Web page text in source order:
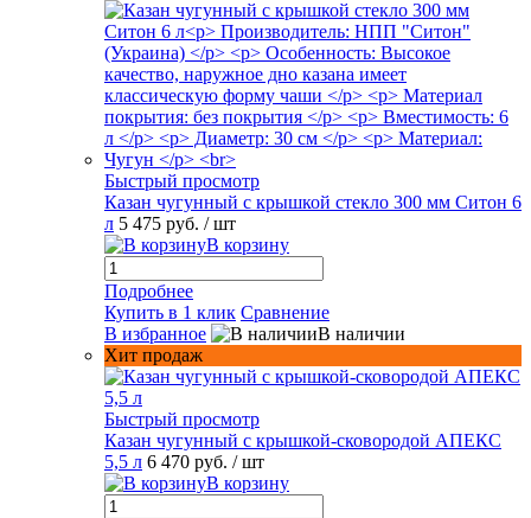
Быстрый просмотр
Казан чугунный с крышкой стекло 300 мм Ситон 6
л 5 475 руб. / шт
В корзину
Подробнее
Купить в 1 клик Сравнение
В избранное
В наличии
Хит продаж
Быстрый просмотр
Казан чугунный с крышкой-сковородой АПЕКС
5,5 л 6 470 руб. / шт
В корзину